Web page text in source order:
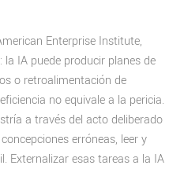
Enterprise Institute,
IA puede producir planes de
o retroalimentación de
no equivale a la pericia.
a través del acto deliberado
erróneas, leer y
Externalizar esas tareas a la IA